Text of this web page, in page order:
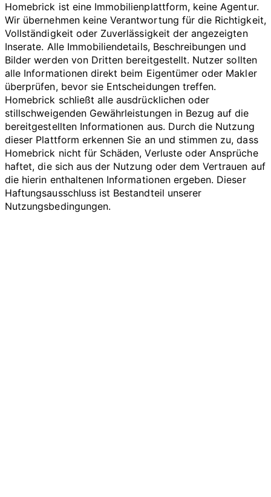
Homebrick ist eine Immobilienplattform, keine Agentur.
Wir übernehmen keine Verantwortung für die Richtigkeit,
Vollständigkeit oder Zuverlässigkeit der angezeigten
Inserate. Alle Immobiliendetails, Beschreibungen und
Bilder werden von Dritten bereitgestellt. Nutzer sollten
alle Informationen direkt beim Eigentümer oder Makler
überprüfen, bevor sie Entscheidungen treffen.
Homebrick schließt alle ausdrücklichen oder
stillschweigenden Gewährleistungen in Bezug auf die
bereitgestellten Informationen aus. Durch die Nutzung
dieser Plattform erkennen Sie an und stimmen zu, dass
Homebrick nicht für Schäden, Verluste oder Ansprüche
haftet, die sich aus der Nutzung oder dem Vertrauen auf
die hierin enthaltenen Informationen ergeben. Dieser
Haftungsausschluss ist Bestandteil unserer
Nutzungsbedingungen.